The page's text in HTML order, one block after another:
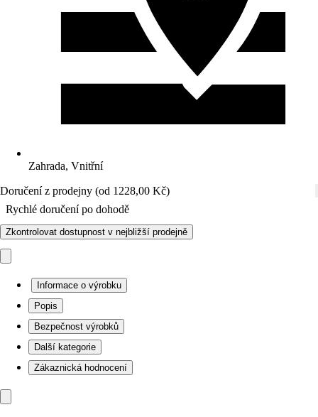
Zahrada, Vnitřní
Doručení z prodejny (od 1228,00 Kč)
Rychlé doručení po dohodě
Zkontrolovat dostupnost v nejbližší prodejně
Informace o výrobku
Popis
Bezpečnost výrobků
Další kategorie
Zákaznická hodnocení